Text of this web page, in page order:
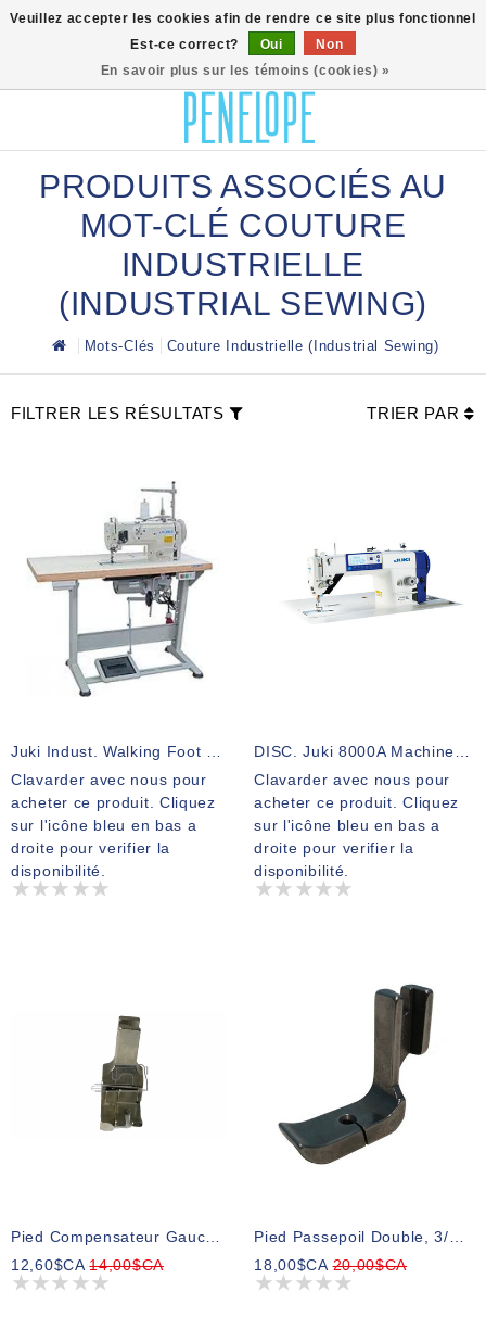
PRODUITS ASSOCIÉS AU
MOT-CLÉ COUTURE
INDUSTRIELLE
(INDUSTRIAL SEWING)
Mots-Clés Couture Industrielle (Industrial Sewing)
FILTRER LES RÉSULTATS TRIER PAR
Juki Indust. Walking Foot Tissus Très Épais DNU1541
Clavarder avec nous pour
acheter ce produit. Cliquez
sur l'icône bleu en bas a
droite pour verifier la
disponibilité.
DISC. Juki 8000A Machine Full Automatique Meuble Et Moteur Silencieux ( Voir Nouveau Modèle DDL-8000C
Clavarder avec nous pour
acheter ce produit. Cliquez
sur l'icône bleu en bas a
droite pour verifier la
disponibilité.
12,60$CA14,00$CA
18,00$CA20,00$CA
Veuillez accepter les cookies afin de rendre ce site plus fonctionnel
Est-ce correct?
Oui
Non
En savoir plus sur les témoins (cookies) »